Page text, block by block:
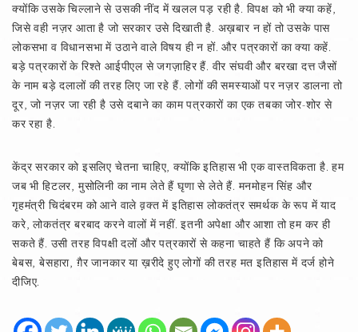
क्योंकि उसके चिल्लाने से उसकी नींद में खलल पड़ रही है. विपक्ष को भी क्या कहें,
जिसे वही नज़र आता है जो सरकार उसे दिखाती है. अख़बार न हों तो उसके पास
लोकसभा व विधानसभा में उठाने वाले विषय ही न हों. और पत्रकारों का क्या कहें.
बड़े पत्रकारों के रिश्ते आईपीएल से जगज़ाहिर हैं. वीर संघवी और बरखा दत्त जैसों
के नाम बड़े दलालों की तरह लिए जा रहे हैं. लोगों की समस्याओं पर नज़र डालना तो
दूर, जो नज़र जा रही है उसे दबाने का काम पत्रकारों का एक तबका जोर-शोर से
कर रहा है.
केंद्र सरकार को इसलिए चेतना चाहिए, क्योंकि इतिहास भी एक वास्तविकता है. हम
जब भी हिटलर, मुसोलिनी का नाम लेते हैं घृणा से लेते हैं. मनमोहन सिंह और
गृहमंत्री चिदंबरम को आने वाले व़़क्त में इतिहास लोकतंत्र समर्थक के रूप में याद
करे, लोकतंत्र बरबाद करने वालों में नहीं. इतनी अपेक्षा और आशा तो हम कर ही
सकते हैं. उसी तरह विपक्षी दलों और पत्रकारों से कहना चाहते हैं कि अपने को
बेबस, बेसहारा, ग़ैर जानकार या ख़रीदे हुए लोगों की तरह मत इतिहास में दर्ज होने
दीजिए.